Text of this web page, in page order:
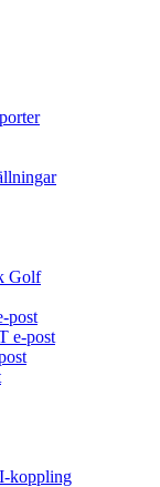
Golf
post
e-post
koppling